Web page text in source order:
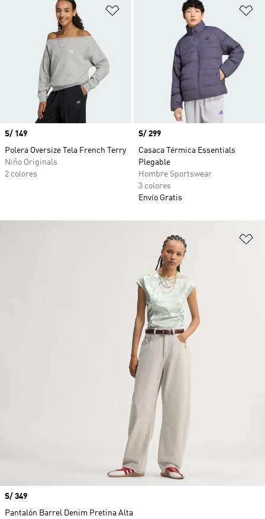
Añadir a la lista de deseos
Precio
S/ 149
Polera Oversize Tela French Terry
Niño Originals
2 colores
Precio
S/ 299
Casaca Térmica Essentials
Plegable
Hombre Sportswear
3 colores
Envío Gratis
Precio
S/ 349
Pantalón Barrel Denim Pretina Alta